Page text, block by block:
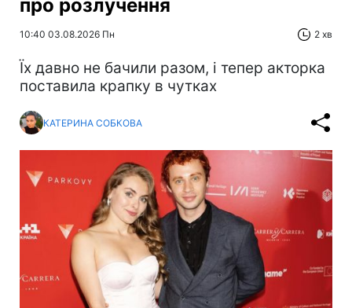
про розлучення
10:40 03.08.2026 Пн 2 хв
Їх давно не бачили разом, і тепер акторка
поставила крапку в чутках
КАТЕРИНА СОБКОВА